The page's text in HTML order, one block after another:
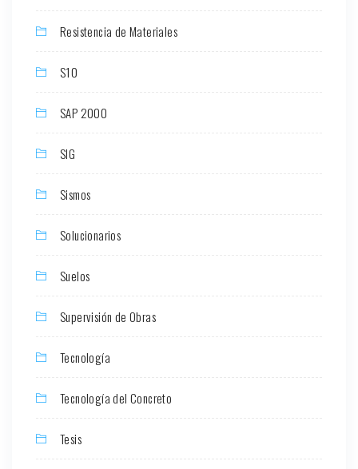
Resistencia de Materiales
S10
SAP 2000
SIG
Sismos
Solucionarios
Suelos
Supervisión de Obras
Tecnología
Tecnología del Concreto
Tesis